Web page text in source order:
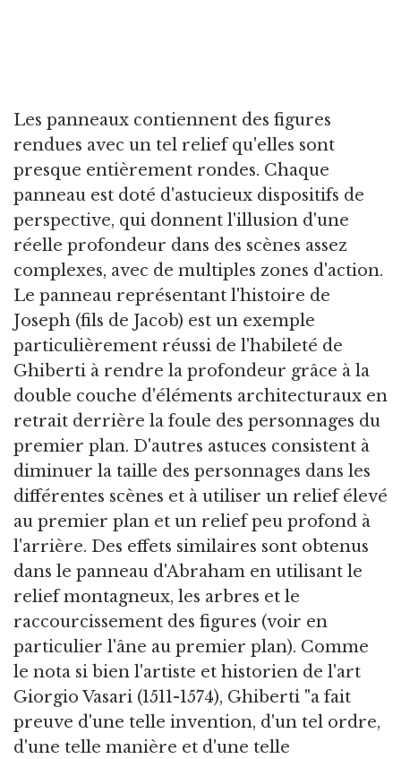
Les panneaux contiennent des figures
rendues avec un tel relief qu'elles sont
presque entièrement rondes. Chaque
panneau est doté d'astucieux dispositifs de
perspective, qui donnent l'illusion d'une
réelle profondeur dans des scènes assez
complexes, avec de multiples zones d'action.
Le panneau représentant l'histoire de
Joseph (fils de Jacob) est un exemple
particulièrement réussi de l'habileté de
Ghiberti à rendre la profondeur grâce à la
double couche d'éléments architecturaux en
retrait derrière la foule des personnages du
premier plan. D'autres astuces consistent à
diminuer la taille des personnages dans les
différentes scènes et à utiliser un relief élevé
au premier plan et un relief peu profond à
l'arrière. Des effets similaires sont obtenus
dans le panneau d'Abraham en utilisant le
relief montagneux, les arbres et le
raccourcissement des figures (voir en
particulier l'âne au premier plan). Comme
le nota si bien l'artiste et historien de l'art
Giorgio Vasari (1511-1574), Ghiberti "a fait
preuve d'une telle invention, d'un tel ordre,
d'une telle manière et d'une telle